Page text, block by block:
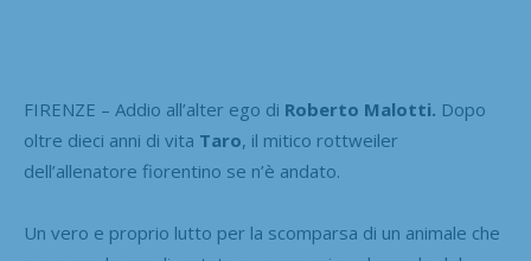
FIRENZE – Addio all’alter ego di Roberto Malotti. Dopo
oltre dieci anni di vita Taro, il mitico rottweiler
dell’allenatore fiorentino se n’è andato.
Un vero e proprio lutto per la scomparsa di un animale che